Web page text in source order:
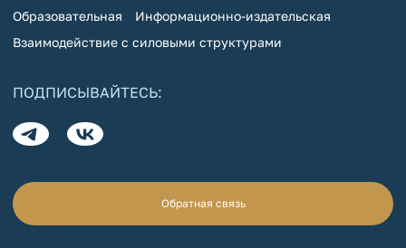
Образовательная
Информационно-издательская
Взаимодействие с силовыми структурами
ПОДПИСЫВАЙТЕСЬ:
Обратная связь